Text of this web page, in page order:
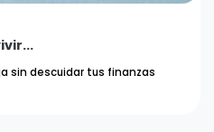
sin descuidar tus finanzas